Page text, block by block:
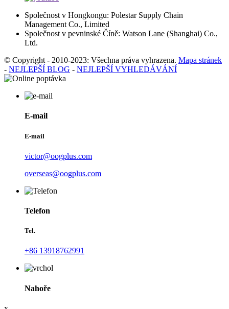
Společnost v Hongkongu: Polestar Supply Chain
Management Co., Limited
Společnost v pevninské Číně: Watson Lane (Shanghai) Co.,
Ltd.
© Copyright - 2010-2023: Všechna práva vyhrazena. Mapa stránek
- NEJLEPŠÍ BLOG - NEJLEPŠÍ VYHLEDÁVÁNÍ
E-mail
E-mail
victor@oogplus.com
overseas@oogplus.com
Telefon
Tel.
+86 13918762991
Nahoře